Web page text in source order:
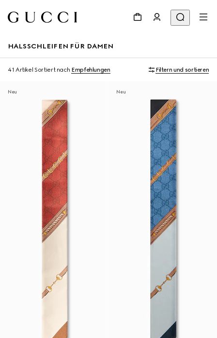
HALSSCHLEIFEN FÜR DAMEN
41 Artikel Sortiert nach Empfehlungen Filtern und sortieren
Neu Neu